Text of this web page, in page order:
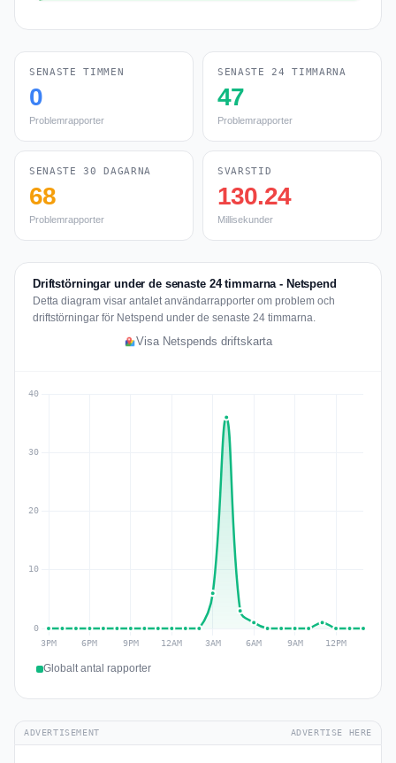
SENASTE TIMMEN
0
Problemrapporter
SENASTE 24 TIMMARNA
47
Problemrapporter
SENASTE 30 DAGARNA
68
Problemrapporter
SVARSTID
130.24
Millisekunder
Driftstörningar under de senaste 24 timmarna - Netspend
Detta diagram visar antalet användarrapporter om problem och
driftstörningar för Netspend under de senaste 24 timmarna.
Visa Netspends driftskarta
Globalt antal rapporter
ADVERTISEMENT ADVERTISE HERE